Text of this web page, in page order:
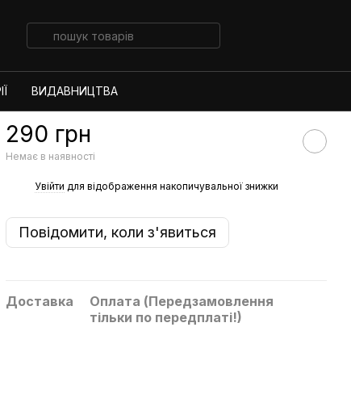
ВИДАВНИЦТВА
290 грн
Немає в наявності
Увійти для відображення накопичувальної знижки
Повідомити, коли з'явиться
Доставка
Оплата (Передзамовлення
тільки по передплаті!)